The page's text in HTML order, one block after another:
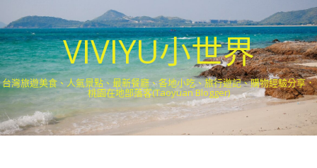
VIVIYU小世界
台灣旅遊美食、人氣景點、最新餐廳、各地小吃、旅行遊記、購物經驗分享．
桃園在地部落客(Taoyuan Blogger)